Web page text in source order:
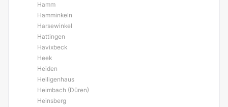
Hamm
Hamminkeln
Harsewinkel
Hattingen
Havixbeck
Heek
Heiden
Heiligenhaus
Heimbach (Düren)
Heinsberg